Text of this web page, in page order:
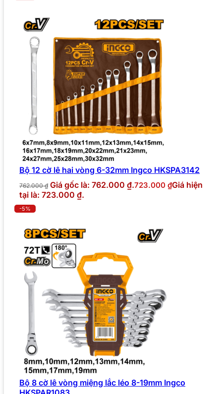
Bộ 12 cờ lê hai vòng 6-32mm Ingco HKSPA3142
762.000₫ Giá gốc là: 762.000 ₫.723.000 ₫Giá hiện
tại là: 723.000 ₫.
-5%
Bộ 8 cờ lê vòng miệng lắc léo 8-19mm Ingco